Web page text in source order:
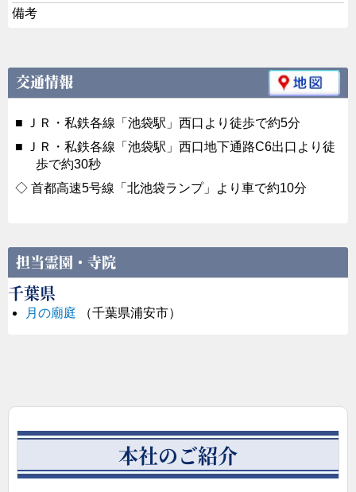
備考
交通情報
ＪＲ・私鉄各線「池袋駅」西口より徒歩で約5分
ＪＲ・私鉄各線「池袋駅」西口地下通路C6出口より徒
歩で約30秒
首都高速5号線「北池袋ランプ」より車で約10分
担当霊園・寺院
千葉県
月の廟庭 （千葉県浦安市）
本社のご紹介